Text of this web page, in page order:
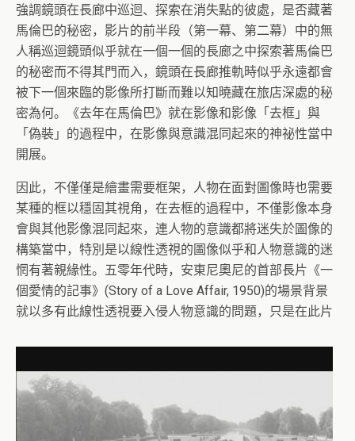
強調鏡頭在長廊中巡迴、探索在消失點的彼處，是否藏著
馬倫巴的秘密，影片的前半段（第一幕、第二幕）中的無
人稱巡迴鏡頭似乎就在一個一個的長廊之中探索著馬倫巴
的秘密而不得其門而入，鏡頭在長廊推軌時似乎永遠都會
被下一個來臨的影像所打斷而難以知曉藏在旅店深處的秘
密為何。《去年在馬倫巴》就在影像和影像「去框」與
「偽裝」的過程中，在影像與意識混同起來的神祕性當中
開展。
因此，不僅僅是繪畫需要框架，人物在面對圖像時也需要
某種的框以穩固其視角，在去框的過程中，不僅影像本身
會與其他影像混同起來，連人物的意識都將迷失於圖像的
構築當中，特別是以線性透視的圖像似乎和人物意識的迷
惘有著親緣性。五零年代時，安東尼奧尼的首部長片《一
個愛情的記事》(Story of a Love Affair, 1950)的場景背景
就以多有此線性透視要入侵人物意識的問題，只是在此片